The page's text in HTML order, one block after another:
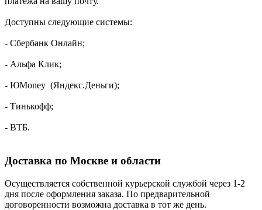
Доступны следующие системы:
- Сбербанк Онлайн;
- Альфа Клик;
- ЮMoney (Яндекс.Деньги);
- Тинькофф;
- ВТБ.
Доставка по Москве и области
Осуществляется собственной курьерской службой через 1-2
дня после оформления заказа. По предварительной
договоренности возможна доставка в тот же день.